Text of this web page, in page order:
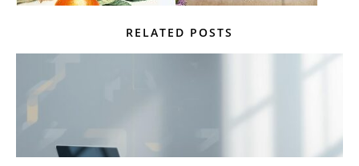
RELATED POSTS